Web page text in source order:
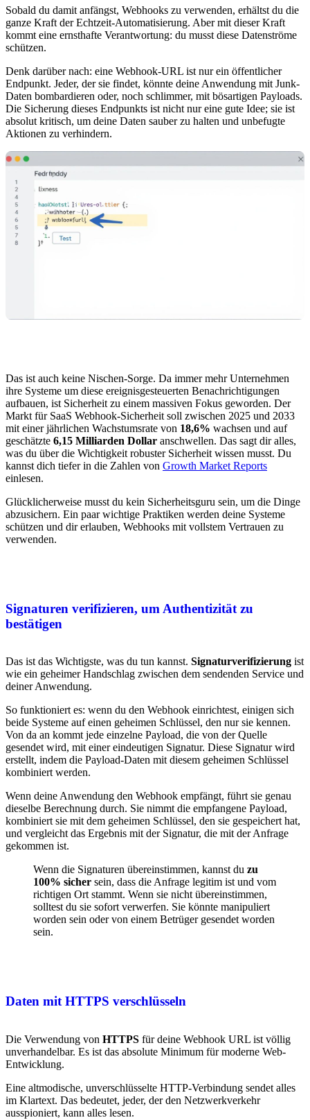
Sobald du damit anfängst, Webhooks zu verwenden, erhältst du die
ganze Kraft der Echtzeit-Automatisierung. Aber mit dieser Kraft
kommt eine ernsthafte Verantwortung: du musst diese Datenströme
schützen.
Denk darüber nach: eine Webhook-URL ist nur ein öffentlicher
Endpunkt. Jeder, der sie findet, könnte deine Anwendung mit Junk-
Daten bombardieren oder, noch schlimmer, mit bösartigen Payloads.
Die Sicherung dieses Endpunkts ist nicht nur eine gute Idee; sie ist
absolut kritisch, um deine Daten sauber zu halten und unbefugte
Aktionen zu verhindern.
Das ist auch keine Nischen-Sorge. Da immer mehr Unternehmen
ihre Systeme um diese ereignisgesteuerten Benachrichtigungen
aufbauen, ist Sicherheit zu einem massiven Fokus geworden. Der
Markt für SaaS Webhook-Sicherheit soll zwischen 2025 und 2033
mit einer jährlichen Wachstumsrate von 18,6% wachsen und auf
geschätzte 6,15 Milliarden Dollar anschwellen. Das sagt dir alles,
was du über die Wichtigkeit robuster Sicherheit wissen musst. Du
kannst dich tiefer in die Zahlen von Growth Market Reports
einlesen.
Glücklicherweise musst du kein Sicherheitsguru sein, um die Dinge
abzusichern. Ein paar wichtige Praktiken werden deine Systeme
schützen und dir erlauben, Webhooks mit vollstem Vertrauen zu
verwenden.
Signaturen verifizieren, um Authentizität zu
bestätigen
Das ist das Wichtigste, was du tun kannst. Signaturverifizierung ist
wie ein geheimer Handschlag zwischen dem sendenden Service und
deiner Anwendung.
So funktioniert es: wenn du den Webhook einrichtest, einigen sich
beide Systeme auf einen geheimen Schlüssel, den nur sie kennen.
Von da an kommt jede einzelne Payload, die von der Quelle
gesendet wird, mit einer eindeutigen Signatur. Diese Signatur wird
erstellt, indem die Payload-Daten mit diesem geheimen Schlüssel
kombiniert werden.
Wenn deine Anwendung den Webhook empfängt, führt sie genau
dieselbe Berechnung durch. Sie nimmt die empfangene Payload,
kombiniert sie mit dem geheimen Schlüssel, den sie gespeichert hat,
und vergleicht das Ergebnis mit der Signatur, die mit der Anfrage
gekommen ist.
Wenn die Signaturen übereinstimmen, kannst du zu
100% sicher sein, dass die Anfrage legitim ist und vom
richtigen Ort stammt. Wenn sie nicht übereinstimmen,
solltest du sie sofort verwerfen. Sie könnte manipuliert
worden sein oder von einem Betrüger gesendet worden
sein.
Daten mit HTTPS verschlüsseln
Die Verwendung von HTTPS für deine Webhook URL ist völlig
unverhandelbar. Es ist das absolute Minimum für moderne Web-
Entwicklung.
Eine altmodische, unverschlüsselte HTTP-Verbindung sendet alles
im Klartext. Das bedeutet, jeder, der den Netzwerkverkehr
ausspioniert, kann alles lesen.